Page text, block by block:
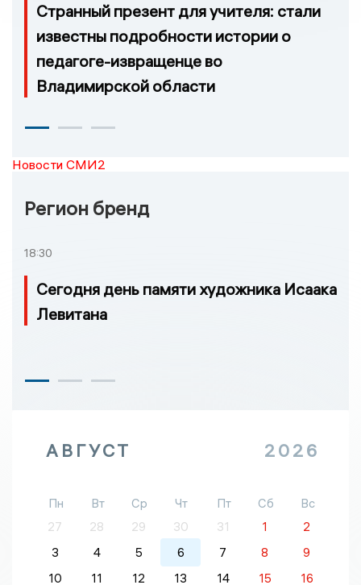
Странный презент для учителя: стали
известны подробности истории о
педагоге-извращенце во
Владимирской области
Новости СМИ2
Регион бренд
18:30
Сегодня день памяти художника Исаака
Левитана
АВГУСТ 2026
Пн Вт Ср Чт Пт Сб
Вс
27
28 29 30 31 1
2
3
4 5 6 7 8
9
10
11 12 13 14 15 16